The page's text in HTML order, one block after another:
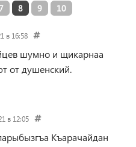
8 9 10
в 16:58
шумно и щикарнаа
от душенский.
в 12:05
Къарачайдан